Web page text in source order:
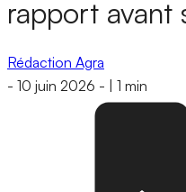
rapport avant
Rédaction Agra
- 10 juin 2026 - 1 min